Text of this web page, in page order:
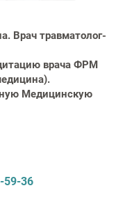
Врач травматолог-
врача ФРМ
Медицинскую
59-36